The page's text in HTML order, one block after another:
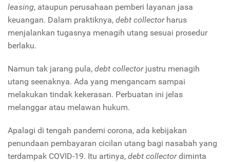
leasing, ataupun perusahaan pemberi layanan jasa
keuangan. Dalam praktiknya, debt collectorharus
menjalankan tugasnya menagih utang sesuai prosedur
berlaku.
Namun tak jarang pula, debt collectorjustru menagih
utang seenaknya. Ada yang mengancam sampai
melakukan tindak kekerasan. Perbuatan ini jelas
melanggar atau melawan hukum.
Apalagi di tengah pandemi corona, ada kebijakan
penundaan pembayaran cicilan utang bagi nasabah yang
terdampak COVID-19. Itu artinya, debt collectordiminta